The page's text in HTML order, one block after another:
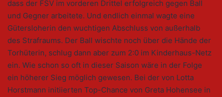
dass der FSV im vorderen Drittel erfolgreich gegen Ball
und Gegner arbeitete. Und endlich einmal wagte eine
Gütersloherin den wuchtigen Abschluss von außerhalb
des Strafraums. Der Ball wischte noch über die Hände der
Torhüterin, schlug dann aber zum 2:0 im Kinderhaus-Netz
ein. Wie schon so oft in dieser Saison wäre in der Folge
ein höherer Sieg möglich gewesen. Bei der von Lotta
Horstmann initiierten Top-Chance von Greta Hohensee in